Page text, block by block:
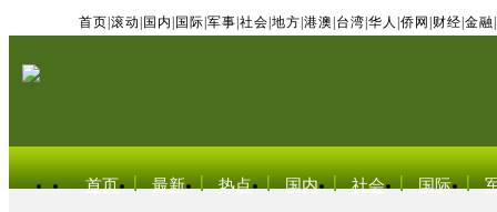
首页 滚动 国内 国际 军事 社会 地方 港澳 台湾 华人 侨网 财经 金融
首页 最新 热点 国内 社会 国际